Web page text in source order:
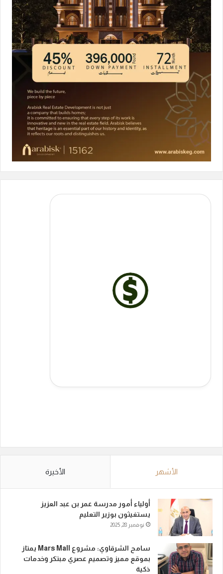
الأشهر الأخيرة
أولياء أمور مدرسة عمر بن عبد العزيز
يستغيثون بوزير التعليم
نوفمبر 28, 2025
سامح الشرقاوي: مشروع Mars Mall يمتاز
بموقع مميز وتصميم عصري مبتكر وخدمات
ذكية